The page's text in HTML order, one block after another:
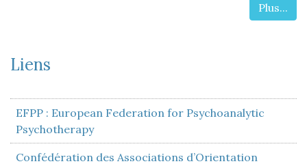
Plus...
Liens
EFPP : European Federation for Psychoanalytic
Psychotherapy
Confédération des Associations d’Orientation